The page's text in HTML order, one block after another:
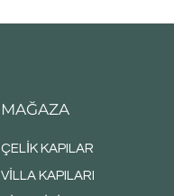
MAĞAZA
ÇELİK KAPILAR
VİLLA KAPILARI